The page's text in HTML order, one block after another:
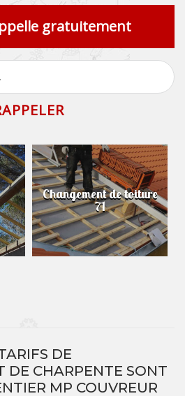
gratuitement
Changement de toiture
71
DE
DE CHARPENTE SONT
MP COUVREUR